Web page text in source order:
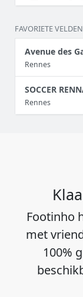
FAVORIETE VELDEN
Avenue des
Rennes
SOCCER
Rennes
Footinho
met
100%